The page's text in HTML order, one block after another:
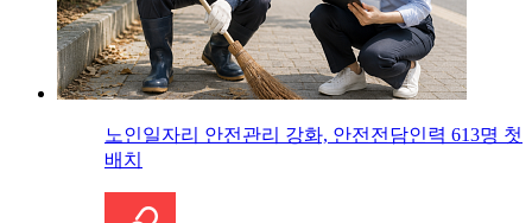
노인일자리 안전관리 강화, 안전전담인력 613명 첫
배치